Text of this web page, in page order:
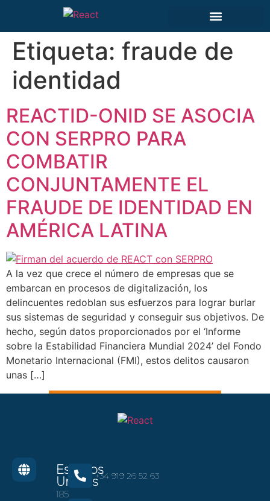
Etiqueta: fraude de
identidad
REACTID-ONID SE ASOCIA
CON SERPRO PARA
COMBATIR
CONJUNTAMENTE EL
FRAUDE DE IDENTIDAD EN
AMÉRICA LATINA
A la vez que crece el número de empresas que se
embarcan en procesos de digitalización, los
delincuentes redoblan sus esfuerzos para lograr burlar
sus sistemas de seguridad y conseguir sus objetivos. De
hecho, según datos proporcionados por el ‘Informe
sobre la Estabilidad Financiera Mundial 2024’ del Fondo
Monetario Internacional (FMI), estos delitos causaron
unas […]
Estados
Unidos
185
+34 919 26 52 63